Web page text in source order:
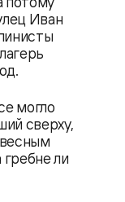
Иван
могло
сверху,
ли